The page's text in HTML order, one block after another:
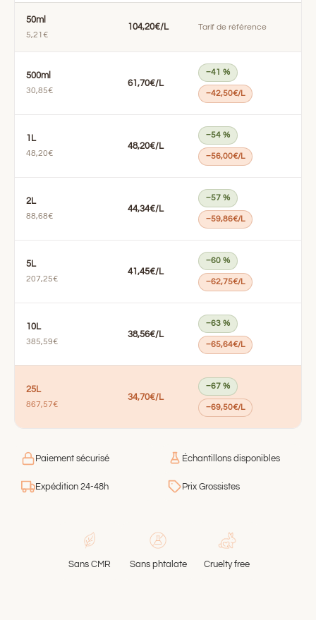
50ml
5,21€
104,20€/L Tarif de référence
500ml
30,85€
61,70€/L
−41 %
−42,50€/L
1L
48,20€
48,20€/L
−54 %
−56,00€/L
2L
88,68€
44,34€/L
−57 %
−59,86€/L
5L
207,25€
41,45€/L
−60 %
−62,75€/L
10L
385,59€
38,56€/L
−63 %
−65,64€/L
25L
867,57€
34,70€/L
−67 %
−69,50€/L
Paiement sécurisé
Expédition 24-48h
Échantillons disponibles
Prix Grossistes
Sans CMR Sans phtalate Cruelty free